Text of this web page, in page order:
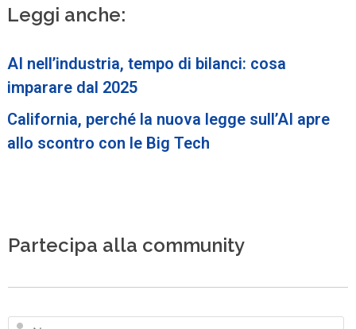
Leggi anche:
AI nell’industria, tempo di bilanci: cosa
imparare dal 2025
California, perché la nuova legge sull’AI apre
allo scontro con le Big Tech
Partecipa alla community